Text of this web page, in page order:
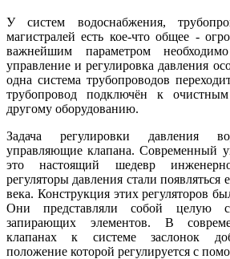
У систем водоснабжения,
магистралей есть кое-что общее -
важнейшим параметром
управление и регулировка давления
одна система трубопроводов
трубопровод подключён к
другому оборудованию.
Задача регулировки давления
управляющие клапана. Современный
это настоящий шедевр
регуляторы давления стали
века. Конструкция этих регуляторов
Они представляли собой целую
запирающих элементов. В
клапанах к системе заслонок
положение которой регулируется с